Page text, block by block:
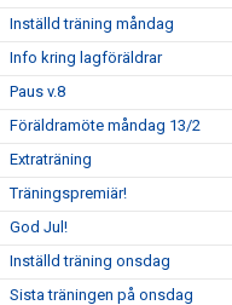
Inställd träning måndag
Info kring lagföräldrar
Paus v.8
Föräldramöte måndag 13/2
Extraträning
Träningspremiär!
God Jul!
Inställd träning onsdag
Sista träningen på onsdag